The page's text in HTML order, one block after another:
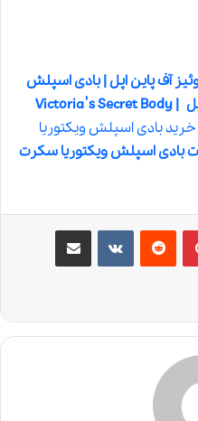
آف پاین اپل | بادی اسپلش
| Victoria’s Secret Body
بادی اسپلش ویکتوریا
بادی اسپلش ویکتوریا سکرت
‫رددیت ‫VKontakteاشتراک گذاری از طریق ایمیل